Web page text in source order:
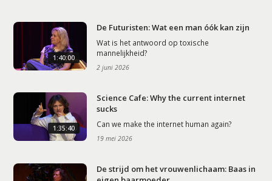
1:40:00
De Futuristen: Wat een man óók kan zijn
Wat is het antwoord op toxische
mannelijkheid?
2 juni 2026
1:35:40
Science Cafe: Why the current internet
sucks
Can we make the internet human again?
19 mei 2026
De strijd om het vrouwenlichaam: Baas in